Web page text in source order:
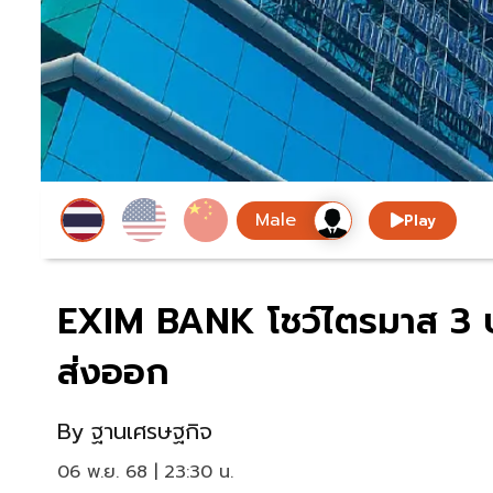
Play
EXIM BANK โชว์ไตรมาส
ส่งออก
By ฐานเศรษฐกิจ
06 พ.ย. 68 | 23:30 น.